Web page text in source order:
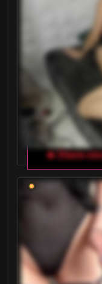
WYJĄTKOWA
WŁOSKIEGO
Wykreowanie
kluczowe dla
dorosłych.
które oczarują
WŁOSKIE
UNIKNĄĆ
Czatując na
często
komunikacyjne.
powszechnym
unikać, aby
🔥 Diane-